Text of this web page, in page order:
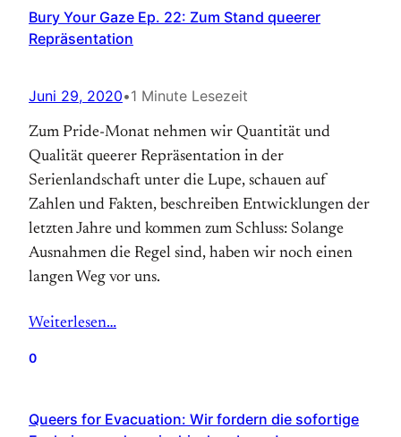
Bury Your Gaze Ep. 22: Zum Stand queerer
Repräsentation
Juni 29, 2020•1 Minute Lesezeit
Zum Pride-Monat nehmen wir Quantität und
Qualität queerer Repräsentation in der
Serienlandschaft unter die Lupe, schauen auf
Zahlen und Fakten, beschreiben Entwicklungen der
letzten Jahre und kommen zum Schluss: Solange
Ausnahmen die Regel sind, haben wir noch einen
langen Weg vor uns.
Weiterlesen…
0
Queers for Evacuation: Wir fordern die sofortige